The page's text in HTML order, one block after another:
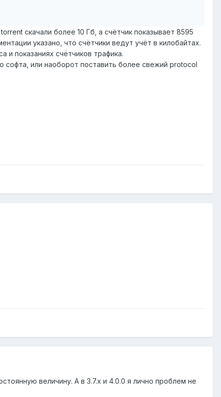
скачали более 10 Гб, а счётчик показывает 8595
указано, что счётчики ведут учёт в килобайтах.
и показаниях счётчиков трафика.
или наоборот поставить более свежий protocol
величину. А в 3.7.х и 4.0.0 я лично проблем не